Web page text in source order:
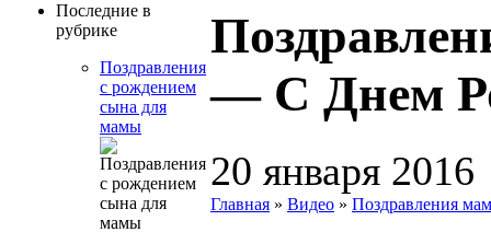
Последние в
рубрике
Поздравления
с рождением
сына для
мамы
— С Днем
20 января 2016
Главная » Видео » Поздравления